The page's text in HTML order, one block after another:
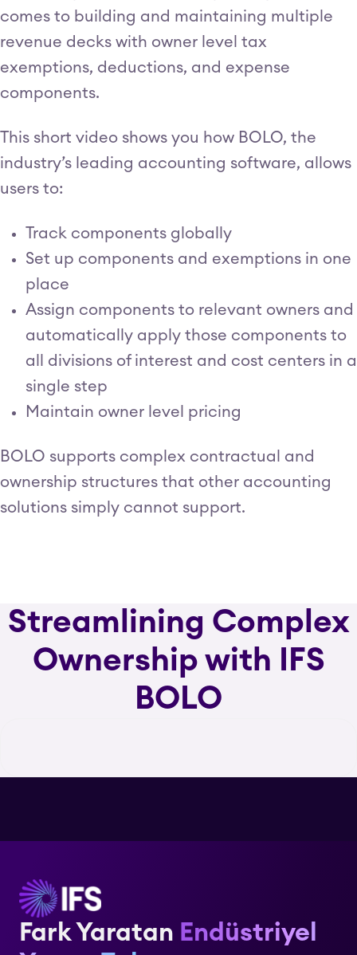
comes to building and maintaining multiple
revenue decks with owner level tax
exemptions, deductions, and expense
components.
This short video shows you how BOLO, the
industry’s leading accounting software, allows
users to:
Track components globally
Set up components and exemptions in one
place
Assign components to relevant owners and
automatically apply those components to
all divisions of interest and cost centers in a
single step
Maintain owner level pricing
BOLO supports complex contractual and
ownership structures that other accounting
solutions simply cannot support.
Streamlining Complex
Ownership with IFS
BOLO
Fark Yaratan Endüstriyel